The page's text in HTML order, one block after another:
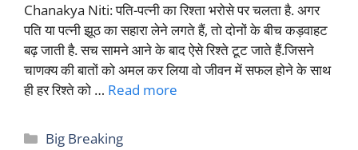
Chanakya Niti: पति-पत्नी का रिश्ता भरोसे पर चलता है. अगर
पति या पत्नी झूठ का सहारा लेने लगते हैं, तो दोनों के बीच कड़वाहट
बढ़ जाती है. सच सामने आने के बाद ऐसे रिश्ते टूट जाते हैं.जिसने
चाणक्य की बातों को अमल कर लिया वो जीवन में सफल होने के साथ
ही हर रिश्ते को … Read more
Categories
Big Breaking